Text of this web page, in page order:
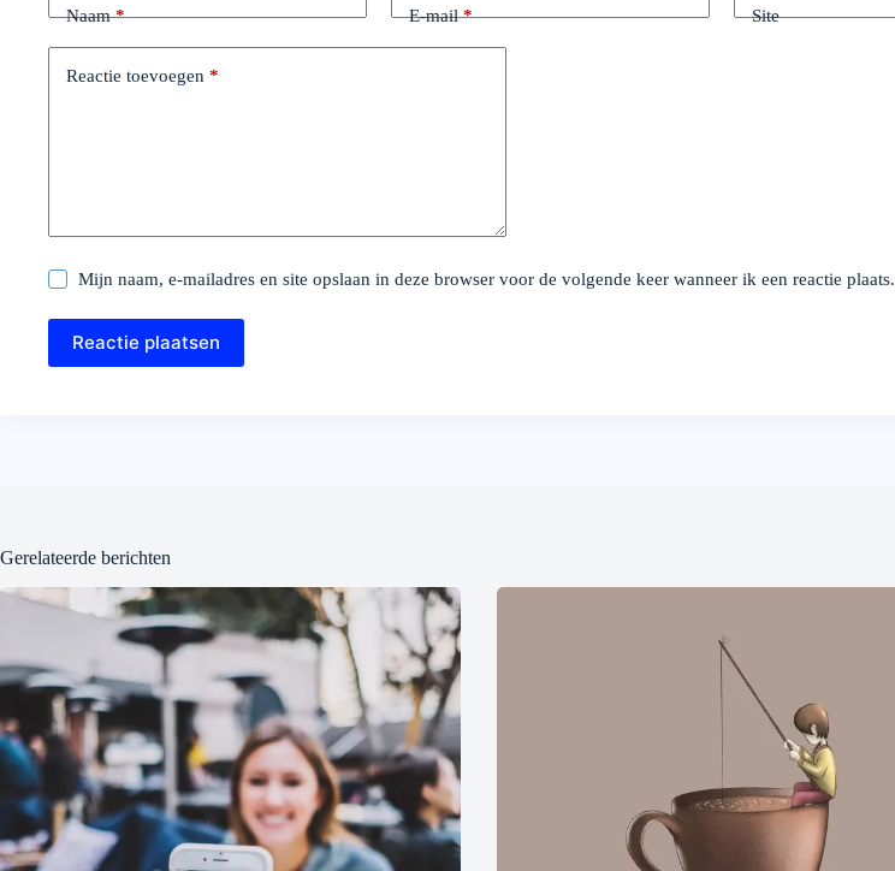
Naam* E-mail* Site
Reactie toevoegen *
Mijn naam, e-mailadres en site opslaan in deze browser voor de volgende keer wanneer ik een reactie plaats.
Reactie plaatsen
Gerelateerde berichten